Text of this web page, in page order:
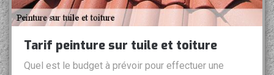
Tarif peinture sur tuile et toiture
Quel est le budget à prévoir pour effectuer une